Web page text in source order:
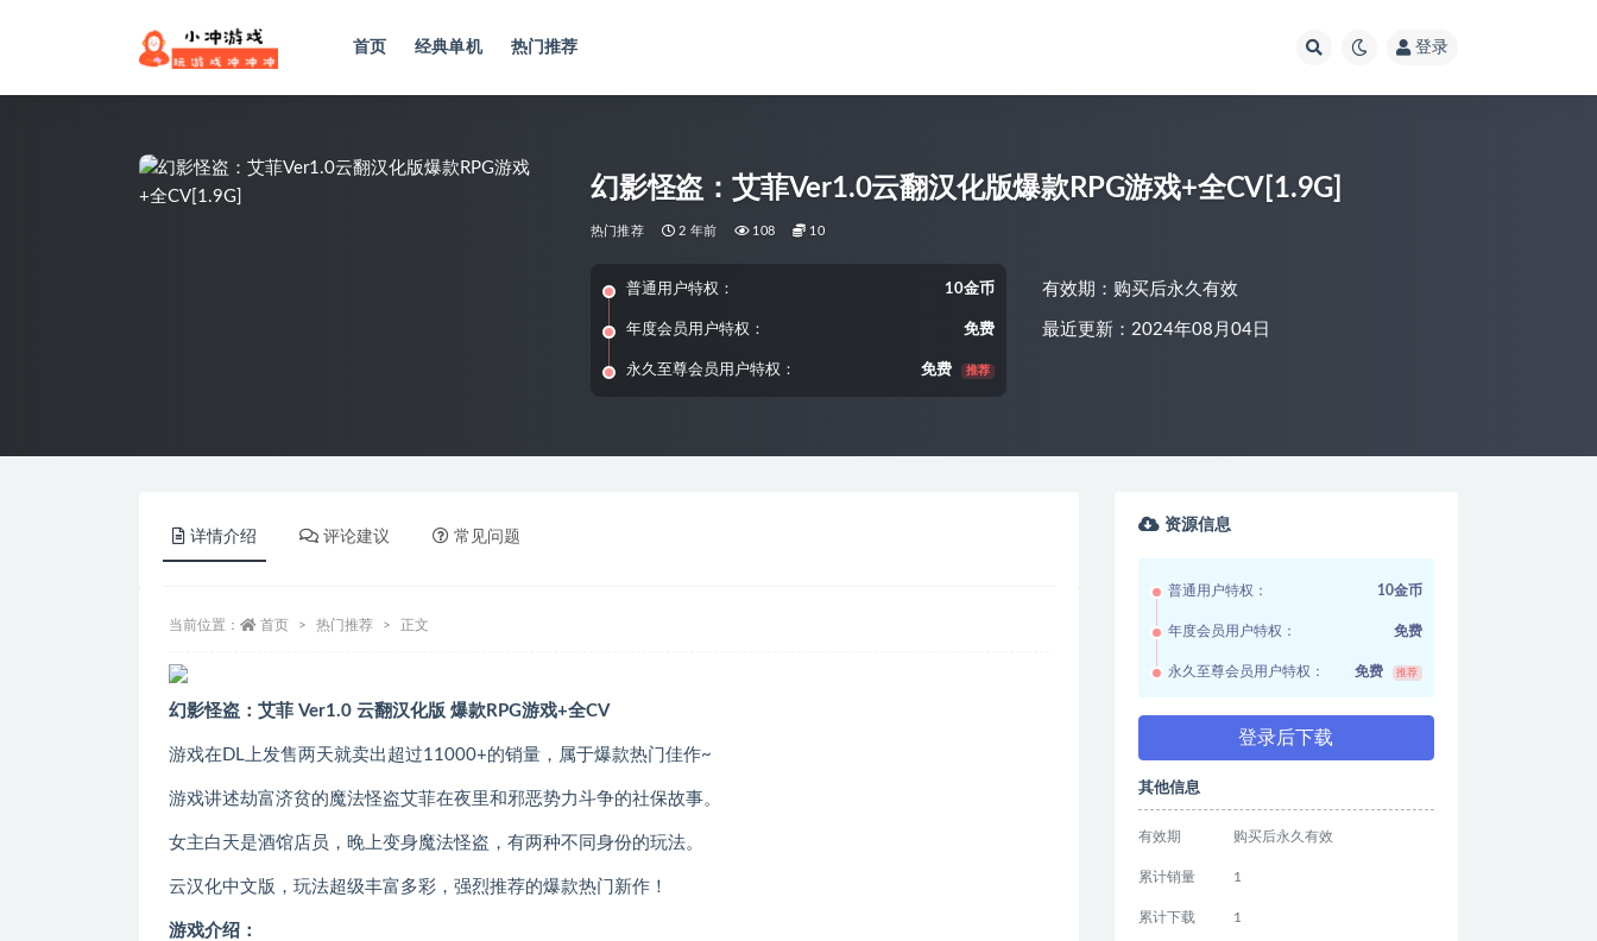
首页 经典单机 热门推荐 登录
幻影怪盗：艾菲Ver1.0云翻汉化版爆款RPG游戏+全CV[1.9G]
热门推荐 2 年前 108 10
普通用户特权： 10金币
年度会员用户特权： 免费
永久至尊会员用户特权： 免费 推荐
有效期：购买后永久有效
最近更新：2024年08月04日
详情介绍 评论建议 常见问题
当前位置： 首页 热门推荐 正文
幻影怪盗：艾菲 Ver1.0 云翻汉化版 爆款RPG游戏+全CV
游戏在DL上发售两天就卖出超过11000+的销量，属于爆款热门佳作~
游戏讲述劫富济贫的魔法怪盗艾菲在夜里和邪恶势力斗争的社保故事。
女主白天是酒馆店员，晚上变身魔法怪盗，有两种不同身份的玩法。
云汉化中文版，玩法超级丰富多彩，强烈推荐的爆款热门新作！
游戏介绍：
资源信息
普通用户特权： 10金币
年度会员用户特权： 免费
永久至尊会员用户特权： 免费 推荐
登录后下载
其他信息
有效期 购买后永久有效
累计销量 1
累计下载 1